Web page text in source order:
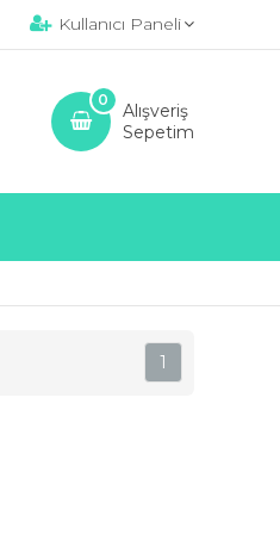
Kullanıcı Paneli
Alışveriş
Sepetim
0
1